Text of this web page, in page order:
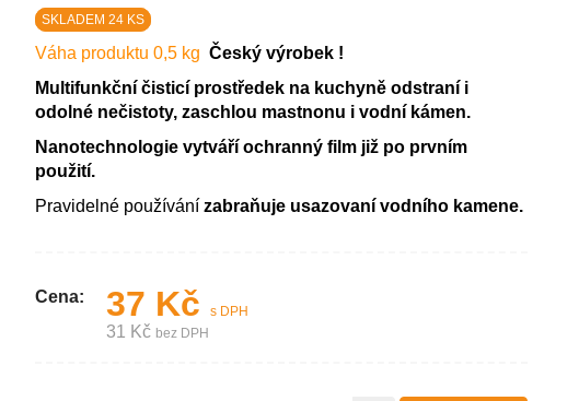
SKLADEM 24 KS
Váha produktu 0,5 kg Český výrobek !
Multifunkční čisticí prostředek na kuchyně odstraní i
odolné nečistoty, zaschlou mastnonu i vodní kámen.
Nanotechnologie vytváří ochranný film již po prvním
použití.
Pravidelné používání zabraňuje usazovaní vodního kamene.
Cena: 37 Kč s DPH
31 Kč bez DPH